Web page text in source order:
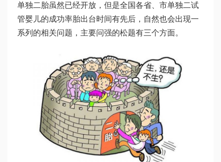
单独二胎虽然已经开放，但是全国各省、市单独二试
管婴儿的成功率胎出台时间有先后，自然也会出现一
系列的相关问题，主要问强的松题有三个方面。